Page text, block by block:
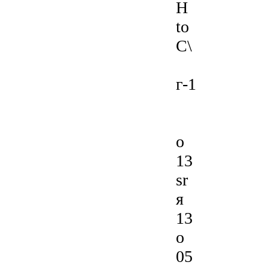
H
to
C\
г-1
o
13
sr
я
13
о
05